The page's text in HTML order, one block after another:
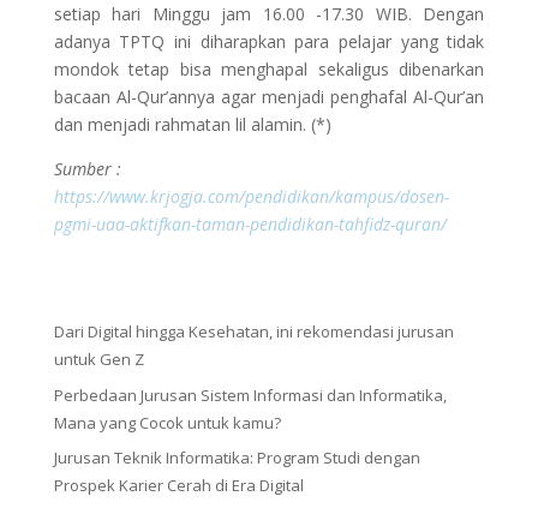
setiap hari Minggu jam 16.00 -17.30 WIB. Dengan
adanya TPTQ ini diharapkan para pelajar yang tidak
mondok tetap bisa menghapal sekaligus dibenarkan
bacaan Al-Qur’annya agar menjadi penghafal Al-Qur’an
dan menjadi rahmatan lil alamin. (*)
Sumber :
https://www.krjogja.com/pendidikan/kampus/dosen-
pgmi-uaa-aktifkan-taman-pendidikan-tahfidz-quran/
Dari Digital hingga Kesehatan, ini rekomendasi jurusan
untuk Gen Z
Perbedaan Jurusan Sistem Informasi dan Informatika,
Mana yang Cocok untuk kamu?
Jurusan Teknik Informatika: Program Studi dengan
Prospek Karier Cerah di Era Digital